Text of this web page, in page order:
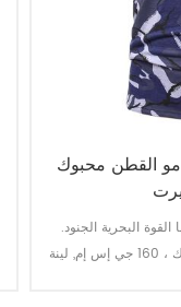
القطن محبوك
البحرية الجنود.
النسيج:100 ٪ القطن محبوك ، 160 جي إس إم, لينة